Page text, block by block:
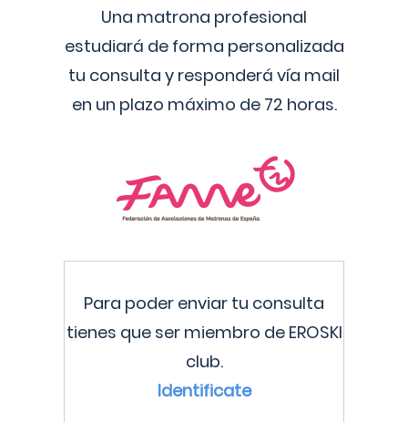
Una matrona profesional
estudiará de forma personalizada
tu consulta y responderá vía mail
en un plazo máximo de 72 horas.
Para poder enviar tu consulta
tienes que ser miembro de EROSKI
club.
Identificate